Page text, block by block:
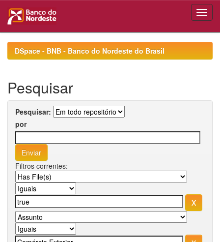
navigationDSpace - BNB - Banco do Nordeste do Brasil
Pesquisar
Pesquisar:
por
Filtros correntes: